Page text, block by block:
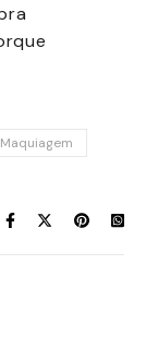
Maquiagem